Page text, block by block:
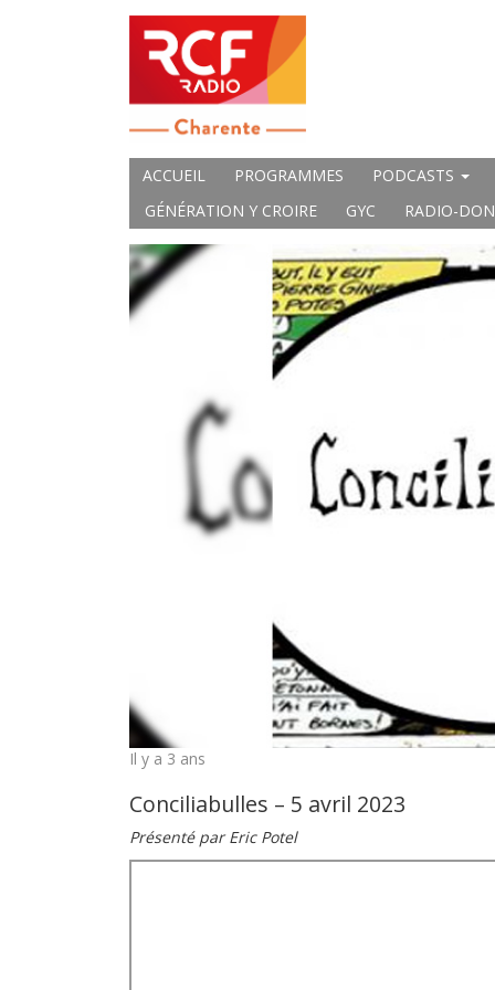
ACCUEIL PROGRAMMES PODCASTS
GÉNÉRATION Y CROIRE
GYC RADIO-
Il y a 3 ans
Conciliabulles – 5 avril 2023
Présenté par Eric Potel